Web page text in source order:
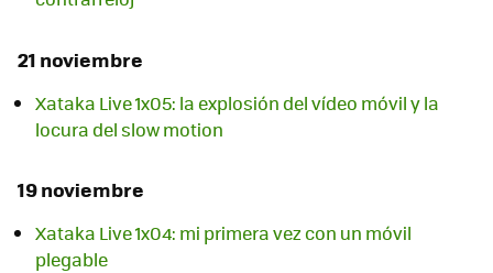
21 noviembre
Xataka Live 1x05: la explosión del vídeo móvil y la
locura del slow motion
19 noviembre
Xataka Live 1x04: mi primera vez con un móvil
plegable